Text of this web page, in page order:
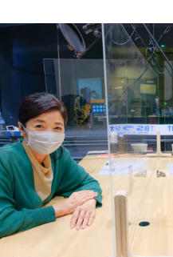
イベント・グッズ
YouTube
会社情報